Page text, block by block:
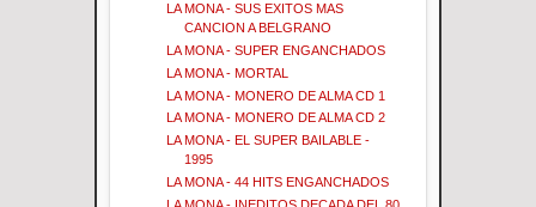
LA MONA - SUS EXITOS MAS
CANCION A BELGRANO
LA MONA - SUPER ENGANCHADOS
LA MONA - MORTAL
LA MONA - MONERO DE ALMA CD 1
LA MONA - MONERO DE ALMA CD 2
LA MONA - EL SUPER BAILABLE -
1995
LA MONA - 44 HITS ENGANCHADOS